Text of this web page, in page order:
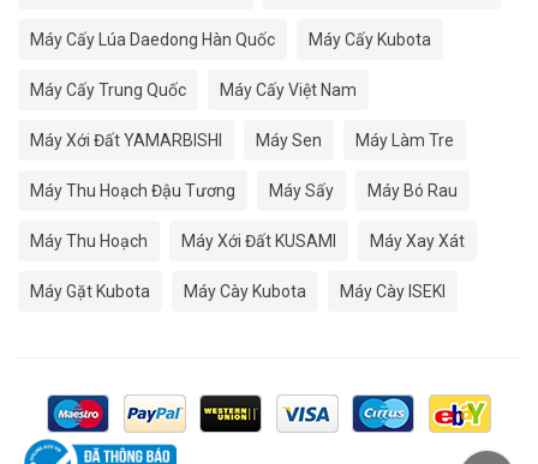
Máy Cấy Lúa Daedong Hàn Quốc Máy Cấy Kubota
Máy Cấy Trung Quốc Máy Cấy Việt Nam
Máy Xới Đất YAMARBISHI Máy Sen Máy Làm Tre
Máy Thu Hoạch Đậu Tương Máy Sấy Máy Bó Rau
Máy Thu Hoạch Máy Xới Đất KUSAMI Máy Xay Xát
Máy Gặt Kubota Máy Cày Kubota Máy Cày ISEKI